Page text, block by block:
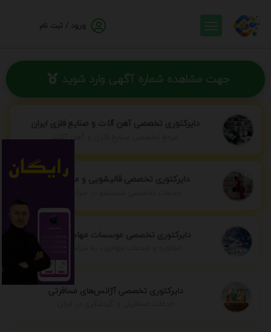
ورود / ثبت نام
دایرکتوری تخصصی آهن آلات و صنایع فلزی ایران
مرجع تخصصی صنایع فلزی و آهن آلات
دایرکتوری تخصصی قالیشویی و مبل شویی
دایرکتوری تخصصی موسسات مهاجرتی ایران
مشاوره و خدمات مهاجرت به سراسر جهان
دایرکتوری تخصصی آژانس‌های مسافرتی
جهت مشاهده شماره آگهی وارد شوید